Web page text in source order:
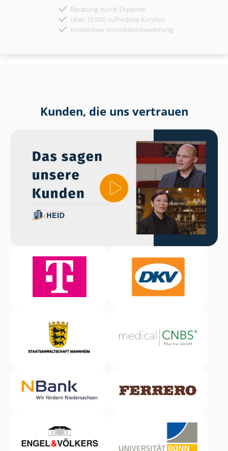
Beratung durch Experten
Über 10.000 zufriedene Kunden
Kostenlose Immobilienbewertung
Kunden, die uns vertrauen